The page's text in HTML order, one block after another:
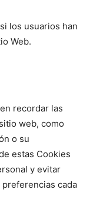
los usuarios han
Web.
recordar las
web, como
o su
estas Cookies
y evitar
cada